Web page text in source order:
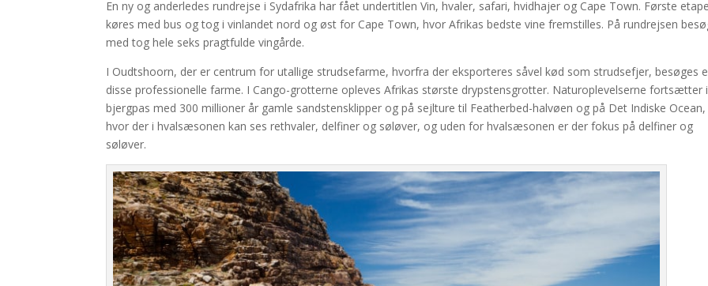
En ny og anderledes rundrejse i Sydafrika har fået undertitlen Vin, hvaler, safari, hvidhajer og Cape Town. Første
køres med bus og tog i vinlandet nord og øst for Cape Town, hvor Afrikas bedste vine fremstilles. På rundrejsen
med tog hele seks pragtfulde vingårde.
I Oudtshoorn, der er centrum for utallige strudsefarme, hvorfra der eksporteres såvel kød som strudsefjer, besøges
disse professionelle farme. I Cango-grotterne opleves Afrikas største drypstensgrotter. Naturoplevelserne fortsætter
bjergpas med 300 millioner år gamle sandstensklipper og på sejlture til Featherbed-halvøen og på Det Indiske Ocean,
hvor der i hvalsæsonen kan ses rethvaler, delfiner og søløver, og uden for hvalsæsonen er der fokus på delfiner og
søløver.